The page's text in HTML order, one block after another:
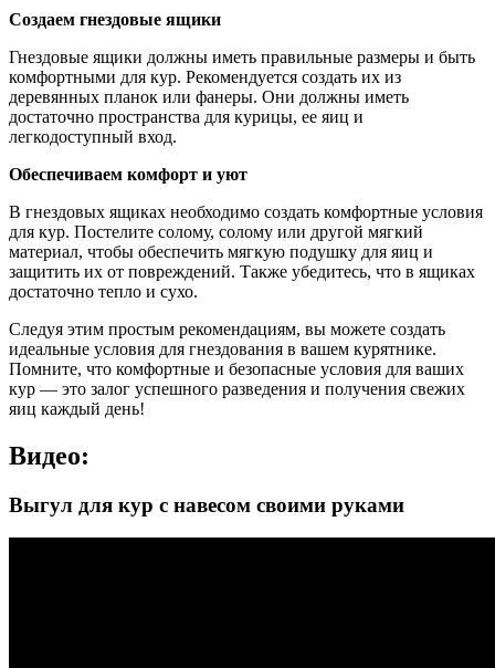
Создаем гнездовые ящики
Гнездовые ящики должны иметь правильные размеры и быть
комфортными для кур. Рекомендуется создать их из
деревянных планок или фанеры. Они должны иметь
достаточно пространства для курицы, ее яиц и
легкодоступный вход.
Обеспечиваем комфорт и уют
В гнездовых ящиках необходимо создать комфортные условия
для кур. Постелите солому, солому или другой мягкий
материал, чтобы обеспечить мягкую подушку для яиц и
защитить их от повреждений. Также убедитесь, что в ящиках
достаточно тепло и сухо.
Следуя этим простым рекомендациям, вы можете создать
идеальные условия для гнездования в вашем курятнике.
Помните, что комфортные и безопасные условия для ваших
кур — это залог успешного разведения и получения свежих
яиц каждый день!
Видео:
Выгул для кур с навесом своими руками